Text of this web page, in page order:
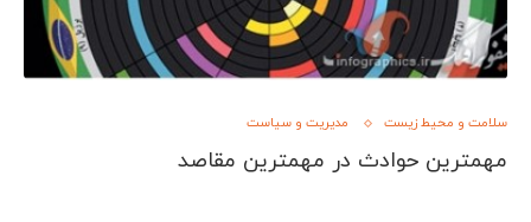
سلامت و محیط زیست مدیریت و سیاست
مهمترين حوادث در مهمترين مقاصد